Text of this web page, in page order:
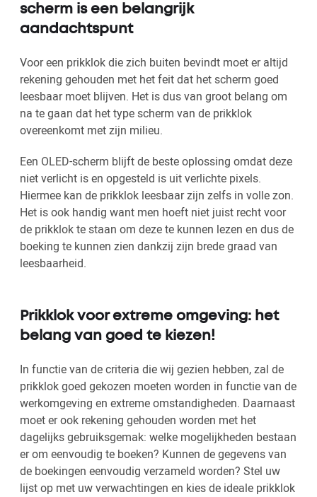
scherm is een belangrijk
aandachtspunt
Voor een prikklok die zich buiten bevindt moet er altijd
rekening gehouden met het feit dat het scherm goed
leesbaar moet blijven. Het is dus van groot belang om
na te gaan dat het type scherm van de prikklok
overeenkomt met zijn milieu.
Een OLED-scherm blijft de beste oplossing omdat deze
niet verlicht is en opgesteld is uit verlichte pixels.
Hiermee kan de prikklok leesbaar zijn zelfs in volle zon.
Het is ook handig want men hoeft niet juist recht voor
de prikklok te staan om deze te kunnen lezen en dus de
boeking te kunnen zien dankzij zijn brede graad van
leesbaarheid.
Prikklok voor extreme omgeving: het
belang van goed te kiezen!
In functie van de criteria die wij gezien hebben, zal de
prikklok goed gekozen moeten worden in functie van de
werkomgeving en extreme omstandigheden. Daarnaast
moet er ook rekening gehouden worden met het
dagelijks gebruiksgemak: welke mogelijkheden bestaan
er om eenvoudig te boeken? Kunnen de gegevens van
de boekingen eenvoudig verzameld worden? Stel uw
lijst op met uw verwachtingen en kies de ideale prikklok